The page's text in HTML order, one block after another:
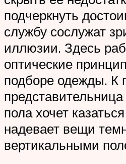
подчеркнуть
службу сослужат
иллюзии. Здесь
оптические
подборе одежды. К
представительница
пола хочет
надевает вещи
вертикальными